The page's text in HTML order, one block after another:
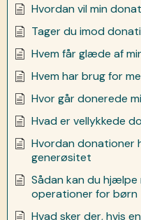
Hvordan vil min
Tager du imod
Hvem får glæde af
Hvem har brug for
Hvor går donerede
Hvad er vellykkede
Hvordan donationer
generøsitet
Sådan kan du hjælpe
operationer for børn
Hvad sker der, hvis